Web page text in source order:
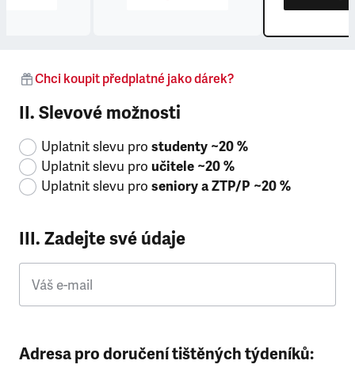
Chci koupit předplatné jako dárek?
II. Slevové možnosti
Uplatnit slevu pro studenty ~20 %
Uplatnit slevu pro učitele ~20 %
Uplatnit slevu pro seniory a ZTP/P ~20 %
III. Zadejte své údaje
Váš e-mail
Adresa pro doručení tištěných týdeníků: